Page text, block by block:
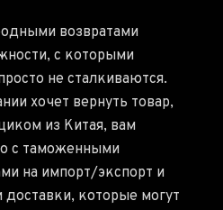
возвратами
с которыми
не сталкиваются.
хочет вернуть товар,
из Китая, вам
с таможенными
на импорт/экспорт и
которые могут